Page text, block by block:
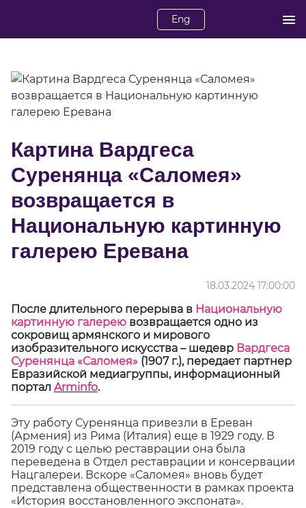
Eng
Картина Вардгеса
Суренянца «Саломея»
возвращается в
Национальную картинную
галерею Еревана
18.03.2024 17:00:00
После длительного перерыва в Национальную
картинную галерею возвращается одно из
сокровищ армянского и мирового
изобразительного искусства – шедевр Вардгеса
Суренянца «Саломея» (1907 г.), передает партнер
Евразийской медиагруппы, информационный
портал Arminfo.
Эту работу Суренянца привезли в Ереван
(Армения) из Рима (Италия) еще в 1929 году. В
2019 году с целью реставрации она была
переведена в Отдел реставрации и консервации
Нацгалереи. Вскоре «Саломея» вновь будет
представлена общественности в рамках проекта
«История восстановленного экспоната».